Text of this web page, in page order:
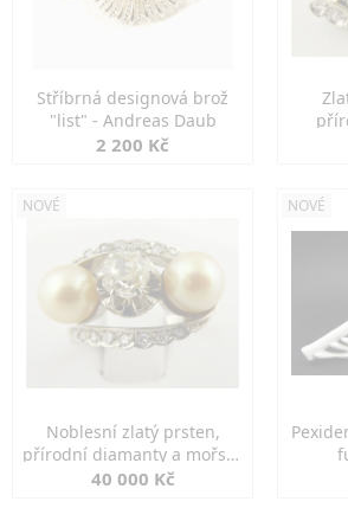
Stříbrná designová brož
"list" - Andreas Daub
2 200 Kč
NOVÉ
Noblesní zlatý prsten,
přírodní diamanty a mořské
perly
40 000 Kč
NOVÉ